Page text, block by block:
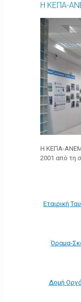
Η ΚΕΠΑ-
Η ΚΕΠΑ-ΑΝΕΜ
2001 από τη
Εταιρική
Όραμα-
Δομή